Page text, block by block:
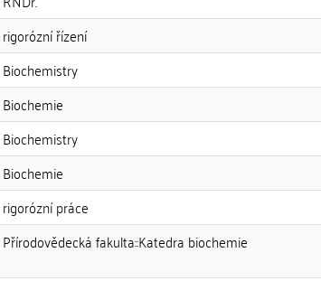
rigorózní řízení
Biochemistry
Biochemie
Biochemistry
Biochemie
rigorózní práce
Přírodovědecká fakulta::Katedra biochemie